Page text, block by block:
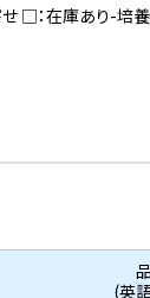
□：在庫あり-培養
(英